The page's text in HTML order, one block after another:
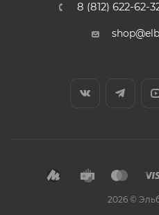
8 (812) 622-62-
2026 ©